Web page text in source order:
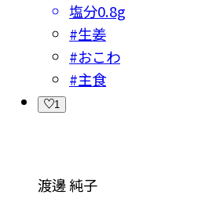
塩分0.8g
#生姜
#おこわ
#主食
1
渡邊 純子